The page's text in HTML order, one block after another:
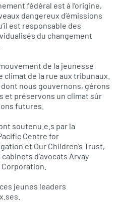
fédéral est à l’origine,
dangereux d’émissions
est responsable des
du changement
de la jeunesse
de la rue aux tribunaux.
nous gouvernons, gérons
et préservons un climat sûr
futures.
soutenu.e.s par la
Centre for
et Our Children’s Trust,
d’avocats Arvay
jeunes leaders